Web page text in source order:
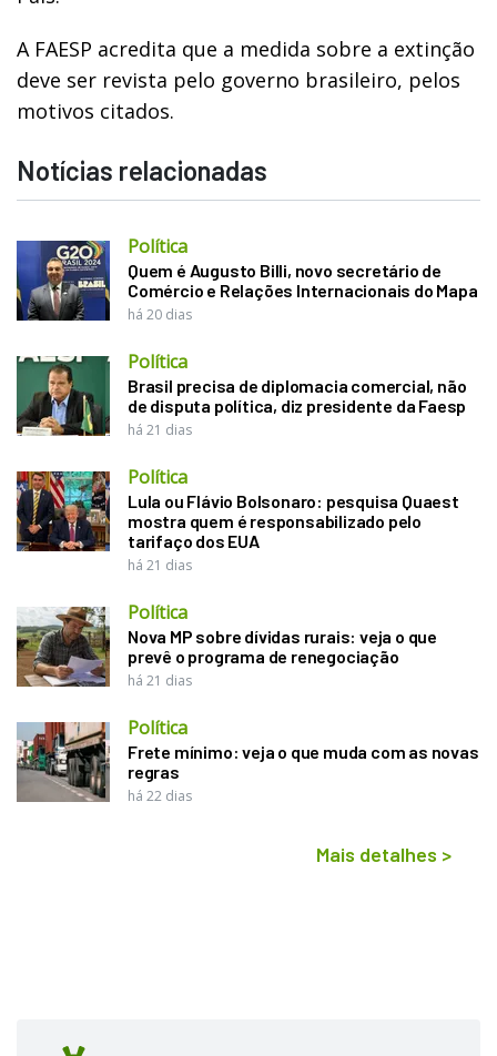
A FAESP acredita que a medida sobre a extinção
deve ser revista pelo governo brasileiro, pelos
motivos citados.
Notícias relacionadas
Política
Quem é Augusto Billi, novo secretário de
Comércio e Relações Internacionais do Mapa
há 20 dias
Política
Brasil precisa de diplomacia comercial, não
de disputa política, diz presidente da Faesp
há 21 dias
Política
Lula ou Flávio Bolsonaro: pesquisa Quaest
mostra quem é responsabilizado pelo
tarifaço dos EUA
há 21 dias
Política
Nova MP sobre dívidas rurais: veja o que
prevê o programa de renegociação
há 21 dias
Política
Frete mínimo: veja o que muda com as novas
regras
há 22 dias
Mais detalhes >